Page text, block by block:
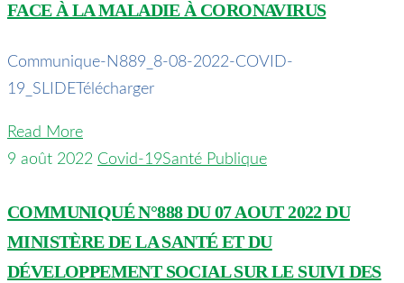
FACE À LA MALADIE À CORONAVIRUS
Communique-N889_8-08-2022-COVID-
19_SLIDETélécharger
Read More
9 août 2022 Covid-19Santé Publique
COMMUNIQUÉ N°888 DU 07 AOUT 2022 DU
MINISTÈRE DE LA SANTÉ ET DU
DÉVELOPPEMENT SOCIAL SUR LE SUIVI DES